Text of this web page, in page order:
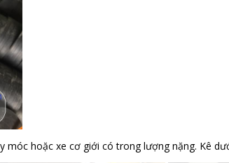
móc hoặc xe cơ giới có trong lượng nặng. Kê